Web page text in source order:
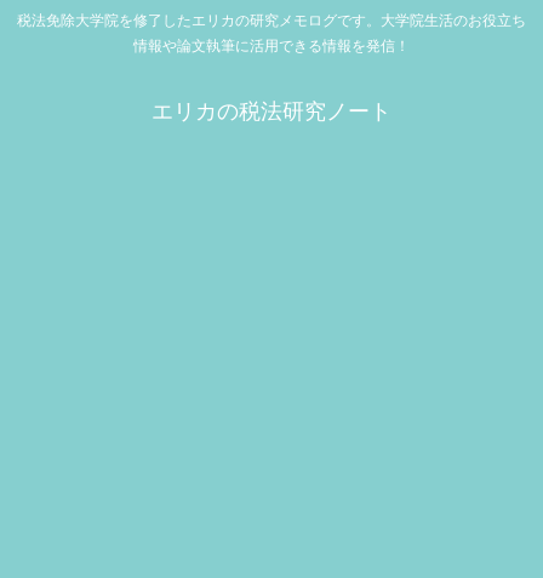
税法免除大学院を修了したエリカの研究メモログです。大学院生活のお役立ち
情報や論文執筆に活用できる情報を発信！
エリカの税法研究ノート